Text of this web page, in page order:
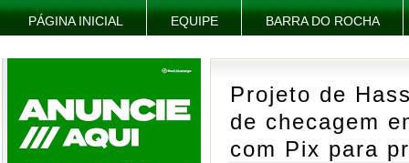
PÁGINA INICIAL EQUIPE BARRA DO ROCHA
Projeto de
de checagem
com Pix para